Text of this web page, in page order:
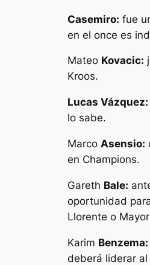
Casemiro: fue
en el once es
Mateo Kovacic:
Kroos.
Lucas Vázquez:
lo sabe.
Marco Asensio:
en Champions.
Gareth Bale:
oportunidad
Llorente o
Karim Benzema:
deberá liderar